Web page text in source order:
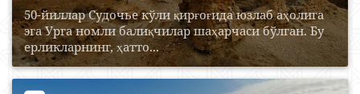
50-йиллар Судочье кўли қирғоғида юзлаб аҳолига
эга Урга номли балиқчилар шаҳарчаси бўлган. Бу
ерликларнинг, ҳатто...